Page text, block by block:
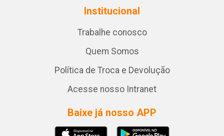
Institucional
Trabalhe conosco
Quem Somos
Política de Troca e Devolução
Acesse nosso Intranet
Baixe já nosso APP